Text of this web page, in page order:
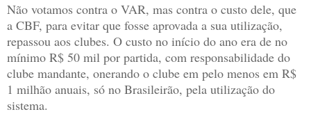
Não votamos contra o VAR, mas contra o custo dele, que
a CBF, para evitar que fosse aprovada a sua utilização,
repassou aos clubes. O custo no início do ano era de no
mínimo R$ 50 mil por partida, com responsabilidade do
clube mandante, onerando o clube em pelo menos em R$
1 milhão anuais, só no Brasileirão, pela utilização do
sistema.